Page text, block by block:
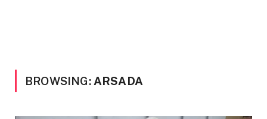
BROWSING: ARSADA